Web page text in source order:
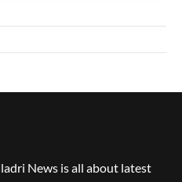
News is all about latest